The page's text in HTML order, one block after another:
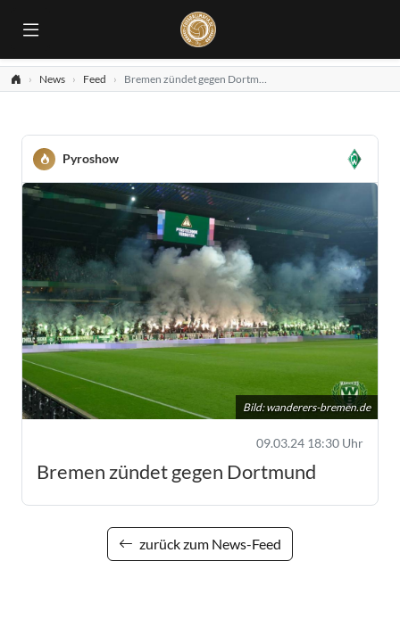
News Feed Bremen zündet gegen Dortmund
Pyroshow
Bild:wanderers-bremen.de
09.03.24 18:30 Uhr
Bremen zündet gegen Dortmund
zurück zum News-Feed